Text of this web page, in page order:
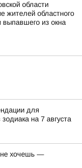
области
жителей областного
выпавшего из окна
для
на 7 августа
хочешь —